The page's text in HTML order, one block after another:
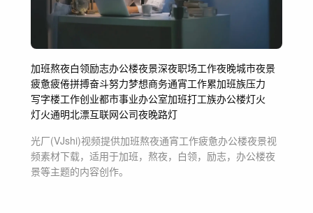
加班熬夜白领励志办公楼夜景深夜职场工作夜晚城市夜景
疲惫疲倦拼搏奋斗努力梦想商务通宵工作累加班族压力
写字楼工作创业都市事业办公室加班打工族办公楼灯火
灯火通明北漂互联网公司夜晚路灯
光厂(VJshi)视频提供加班熬夜通宵工作疲惫办公楼夜景视
频素材下载，适用于加班，熬夜，白领，励志，办公楼夜
景等主题的内容创作。